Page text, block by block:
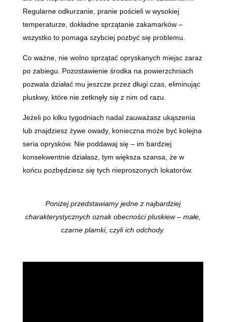
Regularne odkurzanie, pranie pościeli w wysokiej
temperaturze, dokładne sprzątanie zakamarków –
wszystko to pomaga szybciej pozbyć się problemu.
Co ważne, nie wolno sprzątać opryskanych miejsc zaraz
po zabiegu. Pozostawienie środka na powierzchniach
pozwala działać mu jeszcze przez długi czas, eliminując
pluskwy, które nie zetknęły się z nim od razu.
Jeżeli po kilku tygodniach nadal zauważasz ukąszenia
lub znajdziesz żywe owady, konieczna może być kolejna
seria oprysków. Nie poddawaj się – im bardziej
konsekwentnie działasz, tym większa szansa, że w
końcu pozbędziesz się tych nieproszonych lokatorów.
Poniżej przedstawiamy jedne z najbardziej
charakterystycznych oznak obecności pluskiew – małe,
czarne plamki, czyli ich odchody.